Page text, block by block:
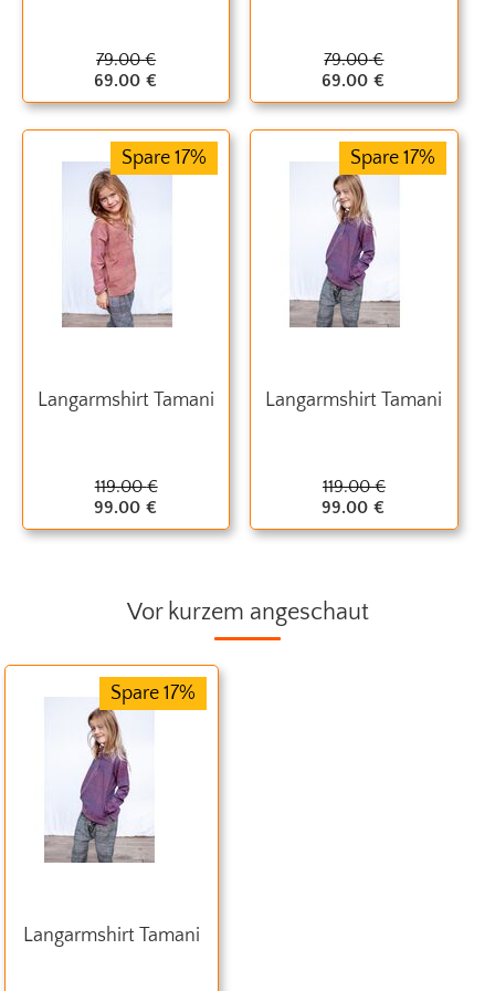
79.00 €
69.00 €
79.00 €
69.00 €
Spare 17%
Langarmshirt Tamani
119.00 €
99.00 €
Spare 17%
Langarmshirt Tamani
119.00 €
99.00 €
Vor kurzem angeschaut
Spare 17%
Langarmshirt Tamani